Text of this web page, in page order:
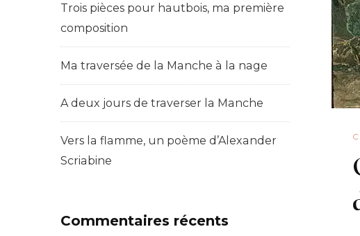
Trois pièces pour hautbois, ma première
composition
Ma traversée de la Manche à la nage
A deux jours de traverser la Manche
Vers la flamme, un poème d’Alexander
Scriabine
Commentaires récents